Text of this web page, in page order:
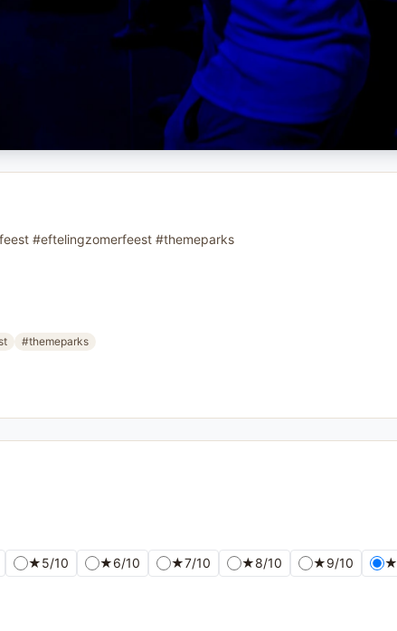
#eftelingzomerfeest #themeparks
#themeparks
★5/10 ★6/10 ★7/10 ★8/10 ★9/10 ★